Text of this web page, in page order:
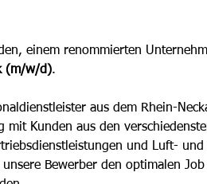
einem renommierten
(m/w/d).
aus dem Rhein-
mit Kunden aus den
und Luft-
Bewerber den optimalen